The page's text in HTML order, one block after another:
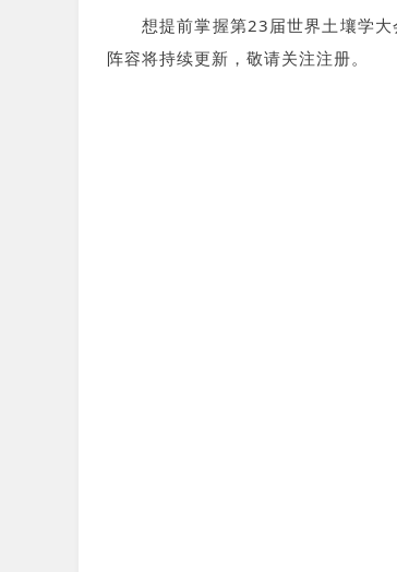
想提前掌握第23届世界土壤学
阵容将持续更新，敬请关注注册。